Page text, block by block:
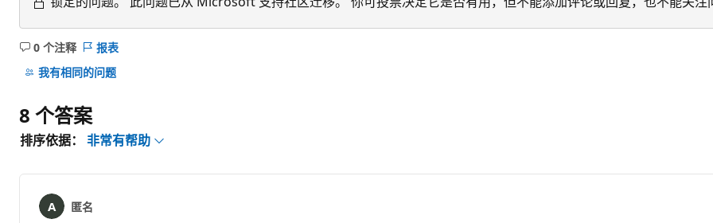
0 个注释
无
注
报表
我有相同的问题
8 个答案
排序依据： 非常有帮助
匿名